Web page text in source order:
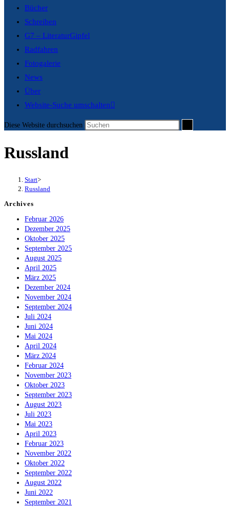
Bücher
Schreiben
G7 – LiteraturGipfel
Radfahren
Fotogalerie
News
Über
Website-Suche umschalten
Diese Website durchsuchen
Russland
Start>
Russland
Archives
Februar 2026
Dezember 2025
Oktober 2025
September 2025
August 2025
April 2025
März 2025
Dezember 2024
November 2024
September 2024
Juli 2024
Juni 2024
Mai 2024
April 2024
März 2024
Februar 2024
November 2023
Oktober 2023
September 2023
August 2023
Juli 2023
Mai 2023
April 2023
Februar 2023
November 2022
Oktober 2022
September 2022
August 2022
Juni 2022
September 2021